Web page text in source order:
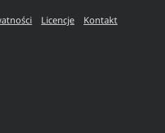
Licencje Kontakt